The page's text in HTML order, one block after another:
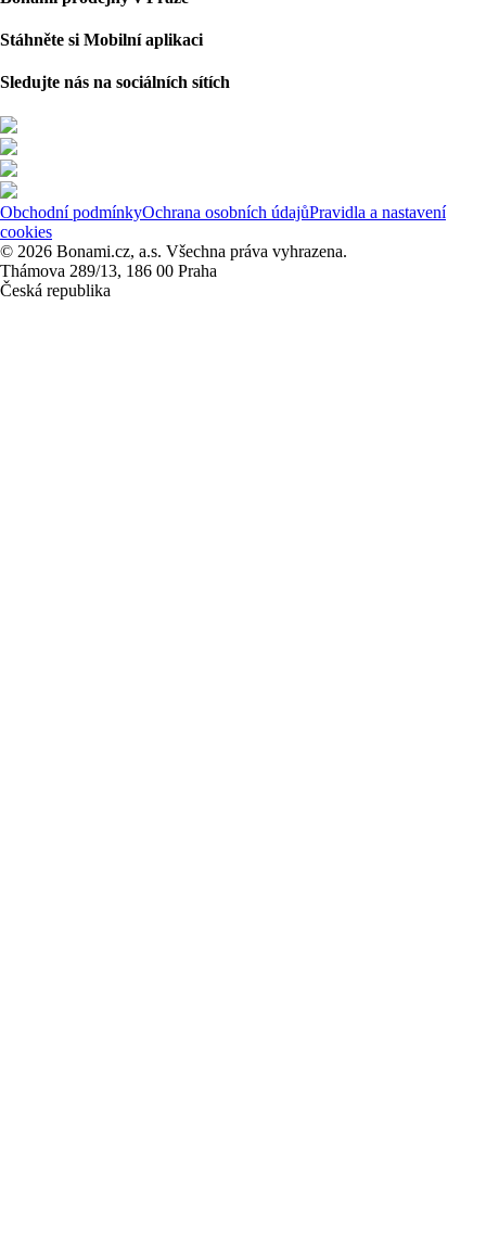
Stáhněte si Mobilní aplikaci
Sledujte nás na sociálních sítích
Obchodní podmínkyOchrana osobních údajůPravidla a nastavení
cookies
© 2026 Bonami.cz, a.s. Všechna práva vyhrazena.
Thámova 289/13, 186 00 Praha
Česká republika